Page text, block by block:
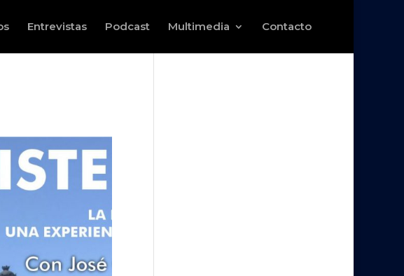
Entrevistas Podcast Multimedia Contacto